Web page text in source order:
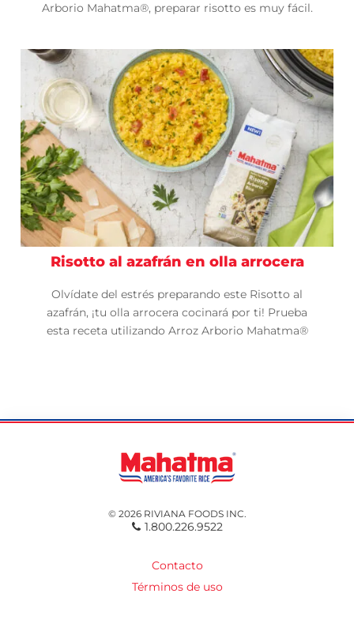
Arborio Mahatma®, preparar risotto es muy fácil.
Risotto al azafrán en olla arrocera
Olvídate del estrés preparando este Risotto al
azafrán, ¡tu olla arrocera cocinará por ti! Prueba
esta receta utilizando Arroz Arborio Mahatma®
© 2026 RIVIANA FOODS INC.
1.800.226.9522
Contacto
Términos de uso